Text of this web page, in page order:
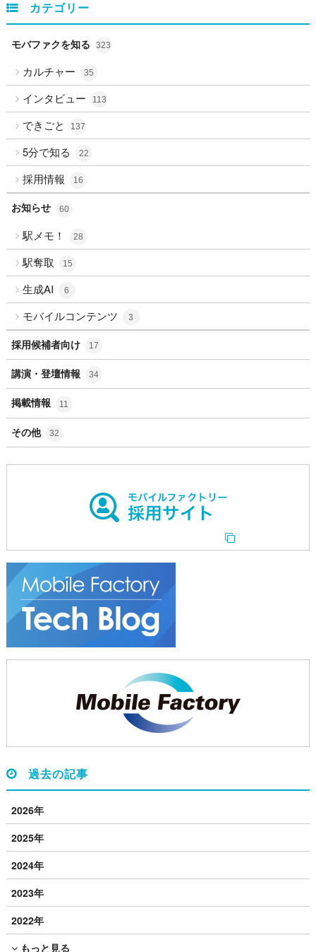
カテゴリー
モバファクを知る 323
カルチャー 35
インタビュー 113
できごと 137
5分で知る 22
採用情報 16
お知らせ 60
駅メモ！ 28
駅奪取 15
生成AI 6
モバイルコンテンツ 3
採用候補者向け 17
講演・登壇情報 34
掲載情報 11
その他 32
過去の記事
2026年
2025年
2024年
2023年
2022年
もっと見る